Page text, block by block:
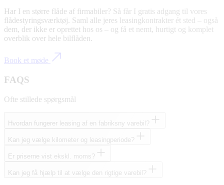
Har I en større flåde af firmabiler? Så får I gratis adgang til vores
flådestyringsværktøj. Saml alle jeres leasingkontrakter ét sted – også
dem, der ikke er oprettet hos os – og få et nemt, hurtigt og komplet
overblik over hele bilflåden.
Book et møde
FAQS
Ofte stillede spørgsmål
Hvordan fungerer leasing af en fabriksny varebil?
Kan jeg vælge kilometer og leasingperiode?
Er priserne vist ekskl. moms?
Kan jeg få hjælp til at vælge den rigtige varebil?